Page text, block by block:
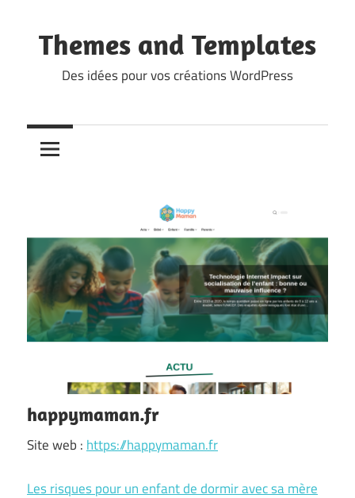
content
Themes and Templates
Des idées pour vos créations WordPress
happymaman.fr
Site web : https://happymaman.fr
Les risques pour un enfant de dormir avec sa mère